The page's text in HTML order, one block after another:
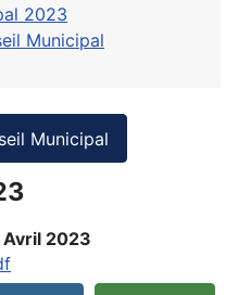
2023
Municipal
Municipal
Avril 2023